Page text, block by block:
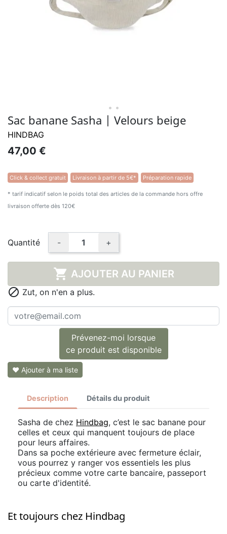
• •
Sac banane Sasha | Velours beige
HINDBAG
47,00 €
Click & collect gratuit Livraison à partir de 5€* Préparation rapide
* tarif indicatif selon le poids total des articles de la commande hors offre
livraison offerte dès 120€
Quantité - +
 AJOUTER AU PANIER
 Zut, on n'en a plus.
Prévenez-moi lorsque
ce produit est disponible
❤ Ajouter à ma liste
Description Détails du produit
Sasha de chez Hindbag, c’est le sac banane pour
celles et ceux qui manquent toujours de place
pour leurs affaires.
Dans sa poche extérieure avec fermeture éclair,
vous pourrez y ranger vos essentiels les plus
précieux comme votre carte bancaire, passeport
ou carte d'identité.
Et toujours chez Hindbag